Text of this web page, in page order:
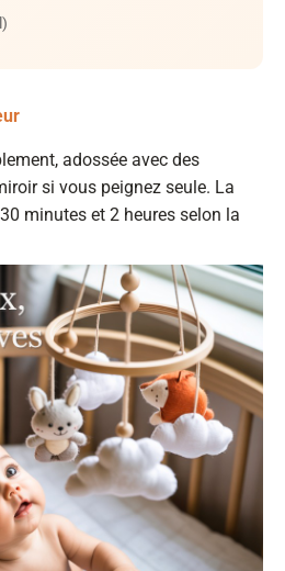
adossée avec des
si vous peignez seule. La
minutes et 2 heures selon la